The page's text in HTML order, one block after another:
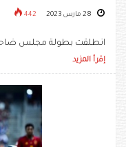
442
انطلقت بطولة مجلس ضاحية
إقرأ المزيد